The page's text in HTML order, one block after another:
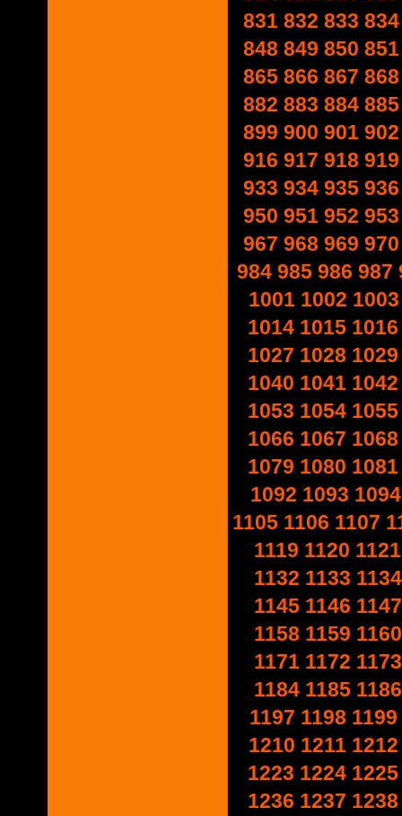
831 832 833 834
848 849 850 851
865 866 867 868
882 883 884 885
899 900 901 902
916 917 918 919
933 934 935 936
950 951 952 953
967 968 969 970
984 985 986 987
1001 1002 1003
1014 1015 1016
1027 1028 1029
1040 1041 1042
1053 1054 1055
1066 1067 1068
1079 1080 1081
1092 1093 1094
1105 1106 1107
1119 1120 1121
1132 1133 1134
1145 1146 1147
1158 1159 1160
1171 1172 1173
1184 1185 1186
1197 1198 1199
1210 1211 1212
1223 1224 1225
1236 1237 1238